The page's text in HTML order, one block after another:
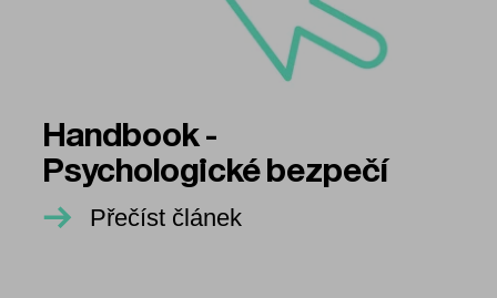
Handbook -
Psychologické bezpečí
Přečíst článek